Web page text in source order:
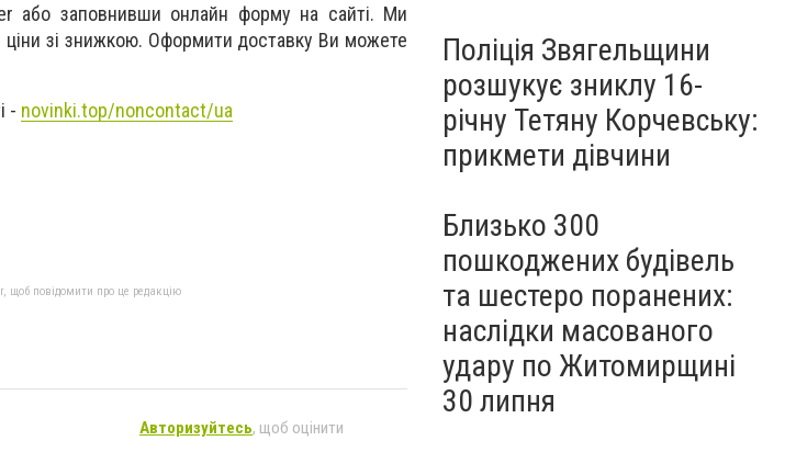
або заповнивши онлайн форму на сайті. Ми
зі знижкою. Оформити доставку Ви можете
- novinki.top/noncontact/ua
щоб повідомити про це редакцію
Авторизуйтесь, щоб оцінити
Поліція Звягельщини
розшукує зниклу 16-
річну Тетяну Корчевську:
прикмети дівчини
Близько 300
пошкоджених будівель
та шестеро поранених:
наслідки масованого
удару по Житомирщині
30 липня